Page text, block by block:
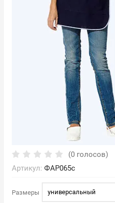
(0 голосов)
Артикул: ФАР065с
Размеры универсальный